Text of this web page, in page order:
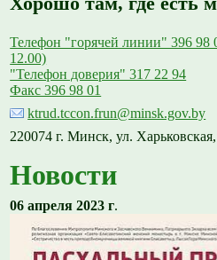
Телефон "горячей линии" 396 98
12.00)
"Телефон доверия" 317 22 94
Факс 396 98 01
ktrud.tccon.frun@minsk.gov.by
220074 г. Минск, ул.
Новости
06 апреля 2023 г.